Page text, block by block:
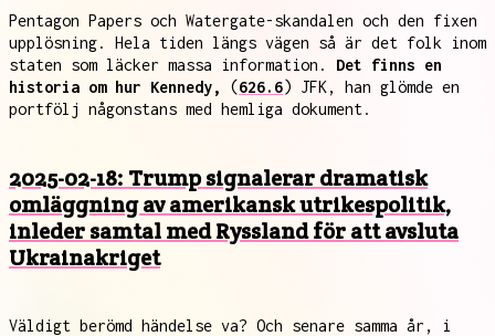
Pentagon Papers och Watergate-skandalen och den fixen
upplösning. Hela tiden längs vägen så är det folk inom
staten som läcker massa information. Det finns en
historia om hur Kennedy,
(626.6) JFK, han glömde en
portfölj någonstans med hemliga dokument.
2025-02-18: Trump signalerar dramatisk
omläggning av amerikansk utrikespolitik,
inleder samtal med Ryssland för att avsluta
Ukrainakriget
Väldigt berömd händelse va? Och senare samma år, i